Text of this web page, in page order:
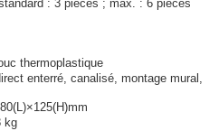
: 3 pièces ; max. : 6 pièces
thermoplastique
enterré, canalisé, montage mural,
kg